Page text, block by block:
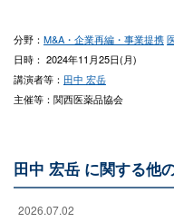
分野： M&A・企業再編・事業提携
日時： 2024年11月25日(月)
講演者等： 田中 宏岳
主催等：関西医薬品協会
田中 宏岳 に関する他
2026.07.02